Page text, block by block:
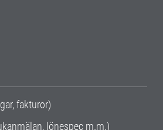
fakturor)
lönespec m.m.)